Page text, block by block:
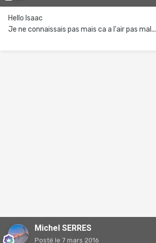
Hello Isaac
Je ne connaissais pas mais ca a l'air pas mal...
Michel SERRES
Posté le 7 mars 2016